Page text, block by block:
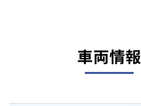
車両情報